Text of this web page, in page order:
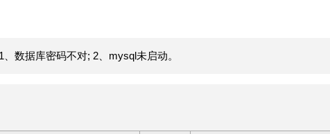
数据库密码不对; 2、mysql未启动。